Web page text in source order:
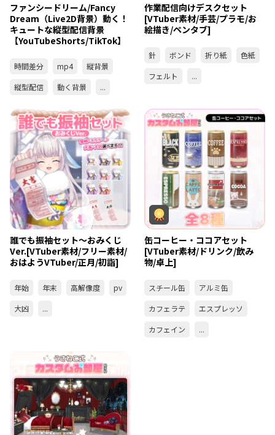
ファンシードリーム/Fancy
Dream（Live2D背景）動く！
キュートな縦型配信背景
【YouTubeShorts/TikTok】
時間差分 mp4
縦背景
縦型配信
動く背景 ...
作業配信向けデスクセット
[VTuber素材/手芸/プラモ/お
絵描き/ペンタブ]
針 ボンド 折り紙
色紙
フェルト
...
誰でも振袖セット～おみくじ
Ver.[VTuber素材/フリー素材/
おはようVTuber/正月/初詣]
年始 年末 高解像度
pv
大凶
...
缶コーヒー・ココアセット
[VTuber素材/ドリンク/飲み
物/卓上]
スチール缶
アルミ缶
カフェラテ
エスプレッソ
カフェイン
...